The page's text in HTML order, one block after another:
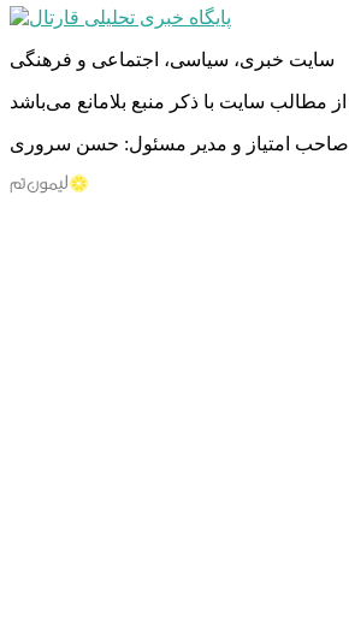
سایت خبری، سیاسی، اجتماعی و فرهنگی
صاحب امتیاز و مدیر مسئول: حسن سروری